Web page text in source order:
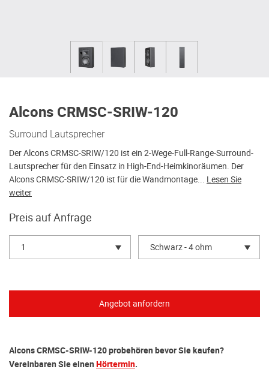
Alcons CRMSC-SRIW-120
Surround Lautsprecher
Der Alcons CRMSC-SRIW/120 ist ein 2-Wege-Full-Range-Surround-
Lautsprecher für den Einsatz in High-End-Heimkinoräumen. Der
Alcons CRMSC-SRIW/120 ist für die Wandmontage... Lesen Sie
weiter
Preis auf Anfrage
1 Schwarz - 4 ohm
Alcons CRMSC-SRIW-120 probehören bevor Sie kaufen?
Vereinbaren Sie einenHörtermin.